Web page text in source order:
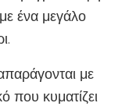
με ένα μεγάλο
με
που κυματίζει